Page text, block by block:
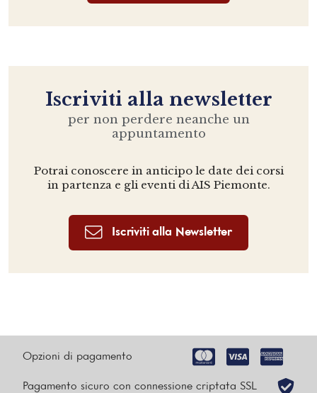
Iscriviti alla newsletter
per non perdere neanche un
appuntamento
Potrai conoscere in anticipo le date dei corsi
in partenza e gli eventi di AIS Piemonte.
Iscriviti alla Newsletter
Opzioni di pagamento
Pagamento sicuro con connessione criptata SSL